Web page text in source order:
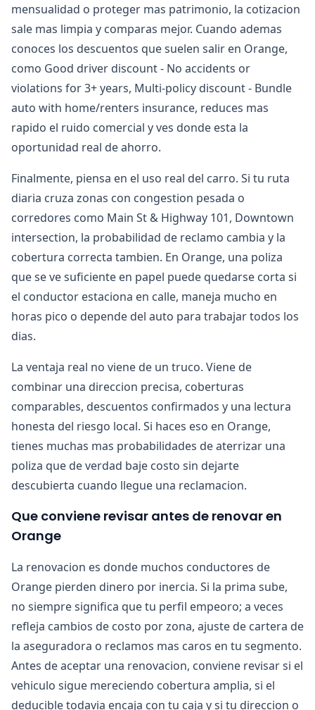
mensualidad o proteger mas patrimonio, la cotizacion
sale mas limpia y comparas mejor. Cuando ademas
conoces los descuentos que suelen salir en Orange,
como Good driver discount - No accidents or
violations for 3+ years, Multi-policy discount - Bundle
auto with home/renters insurance, reduces mas
rapido el ruido comercial y ves donde esta la
oportunidad real de ahorro.
Finalmente, piensa en el uso real del carro. Si tu ruta
diaria cruza zonas con congestion pesada o
corredores como Main St & Highway 101, Downtown
intersection, la probabilidad de reclamo cambia y la
cobertura correcta tambien. En Orange, una poliza
que se ve suficiente en papel puede quedarse corta si
el conductor estaciona en calle, maneja mucho en
horas pico o depende del auto para trabajar todos los
dias.
La ventaja real no viene de un truco. Viene de
combinar una direccion precisa, coberturas
comparables, descuentos confirmados y una lectura
honesta del riesgo local. Si haces eso en Orange,
tienes muchas mas probabilidades de aterrizar una
poliza que de verdad baje costo sin dejarte
descubierta cuando llegue una reclamacion.
Que conviene revisar antes de renovar en
Orange
La renovacion es donde muchos conductores de
Orange pierden dinero por inercia. Si la prima sube,
no siempre significa que tu perfil empeoro; a veces
refleja cambios de costo por zona, ajuste de cartera de
la aseguradora o reclamos mas caros en tu segmento.
Antes de aceptar una renovacion, conviene revisar si el
vehiculo sigue mereciendo cobertura amplia, si el
deducible todavia encaja con tu caja y si tu direccion o